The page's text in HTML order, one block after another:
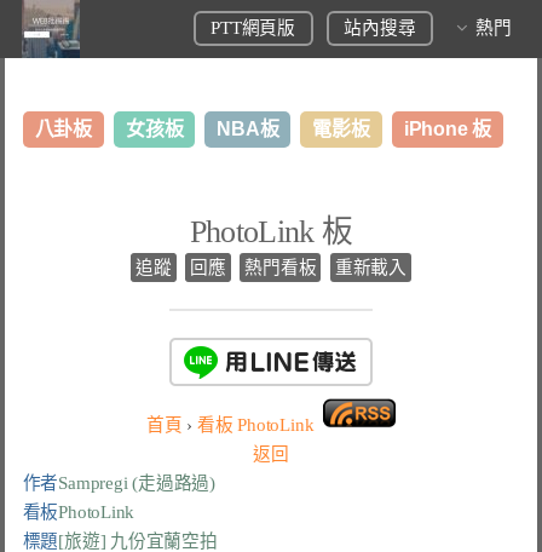
PTT網頁版 站內搜尋 熱門
八卦板 女孩板 NBA板 電影板 iPhone 板
PhotoLink 板
追蹤 回應 熱門看板 重新載入
首頁 › 看板PhotoLink
返回
作者Sampregi (走過路過)
看板PhotoLink
標題[旅遊] 九份宜蘭空拍